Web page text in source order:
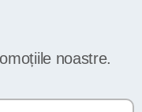
noastre.